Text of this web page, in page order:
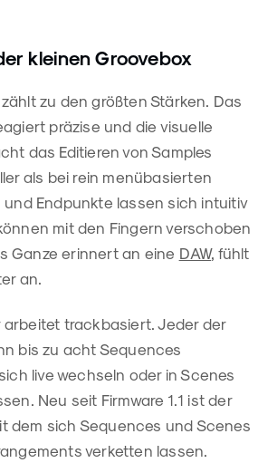
kleinen Groovebox
zu den größten Stärken. Das
präzise und die visuelle
das Editieren von Samples
als bei rein menübasierten
Endpunkte lassen sich intuitiv
mit den Fingern verschoben
Ganze erinnert an eine DAW, fühlt
an.
arbeitet trackbasiert. Jeder der
bis zu acht Sequences
live wechseln oder in Scenes
Neu seit Firmware 1.1 ist der
dem sich Sequences und Scenes
verketten lassen.